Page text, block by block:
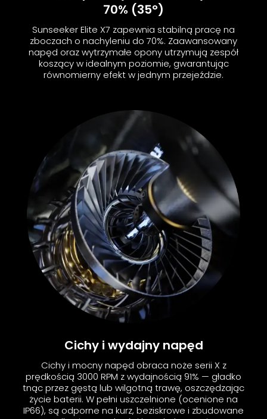
70% (35°)
Sunseeker Elite X7 zapewnia stabilną pracę na
zboczach o nachyleniu do 70%. Zaawansowany
napęd oraz wytrzymałe opony utrzymują zespół
koszący w idealnym poziomie, gwarantując
równomierny efekt w jednym przejeździe.
Cichy i wydajny napęd
Cichy i mocny napęd obraca noże serii X z
prędkością 3000 RPM z wydajnością 91% — gładko
tnąc przez gęstą lub wilgotną trawę, oszczędzając
życie baterii. W pełni uszczelnione (ocenione na
IP66), są odporne na kurz, beziskrowe i zbudowane